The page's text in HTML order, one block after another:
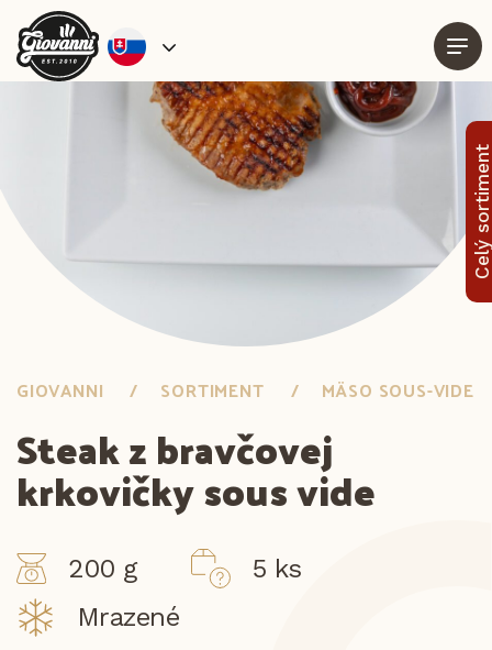
Celý sortiment
GIOVANNI SORTIMENT MÄSO SOUS-VIDE
Steak z bravčovej
krkovičky sous vide
200 g
5 ks
Mrazené